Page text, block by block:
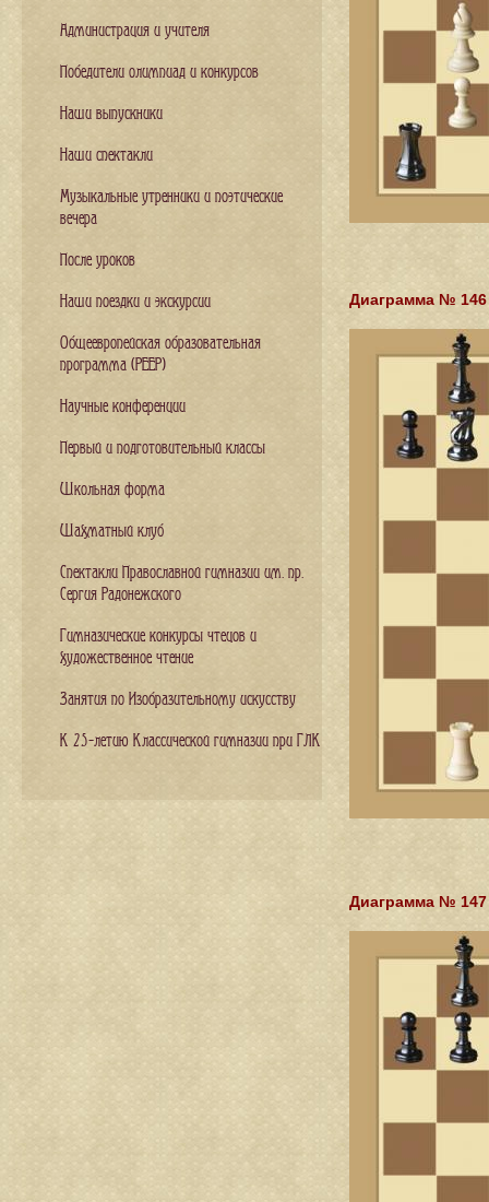
Диаграмма № 146
Диаграмма № 147
Администрация и учителя
Победители олимпиад и конкурсов
Наши выпускники
Наши спектакли
Музыкальные утренники и поэтические
вечера
После уроков
Наши поездки и экскурсии
Общеевропейская образовательная
программа (PEEP)
Научные конференции
Первый и подготовительный классы
Школьная форма
Шахматный клуб
Спектакли Православной гимназии им. пр.
Сергия Радонежского
Гимназические конкурсы чтецов и
художественное чтение
Занятия по Изобразительному искусству
К 25-летию Классической гимназии при ГЛК